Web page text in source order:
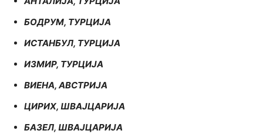
БОДРУМ, ТУРЦИЈА
ИСТАНБУЛ, ТУРЦИЈА
ИЗМИР, ТУРЦИЈА
ВИЕНА, АВСТРИЈА
ЦИРИХ, ШВАЈЦАРИЈА
БАЗЕЛ, ШВАЈЦАРИЈА